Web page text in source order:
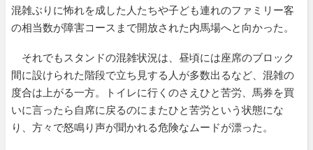
混雑ぶりに怖れを成した人たちや子ども連れのファミリー客
の相当数が障害コースまで開放された内馬場へと向かった。
それでもスタンドの混雑状況は、昼頃には座席のブロック
間に設けられた階段で立ち見する人が多数出るなど、混雑の
度合は上がる一方。トイレに行くのさえひと苦労、馬券を買
いに言ったら自席に戻るのにまたひと苦労という状態にな
り、方々で怒鳴り声が聞かれる危険なムードが漂った。